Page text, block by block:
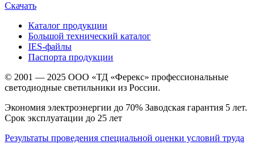
Скачать
Каталог продукции
Большой технический каталог
IES-файлы
Паспорта продукции
© 2001 — 2025 ООО «ТД «Ферекс» профессиональные
светодиодные светильники из России.
Экономия электроэнергии до 70% Заводская гарантия 5 лет.
Срок эксплуатации до 25 лет
Результаты проведения специальной оценки условий труда